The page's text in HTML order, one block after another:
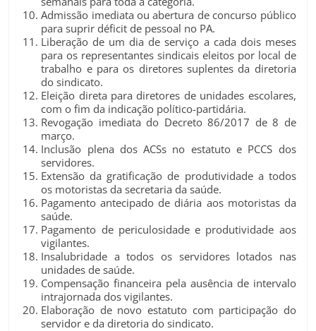
Admissão imediata ou abertura de concurso público
para suprir déficit de pessoal no PA.
Liberação de um dia de serviço a cada dois meses
para os representantes sindicais eleitos por local de
trabalho e para os diretores suplentes da diretoria
do sindicato.
Eleição direta para diretores de unidades escolares,
com o fim da indicação político-partidária.
Revogação imediata do Decreto 86/2017 de 8 de
março.
Inclusão plena dos ACSs no estatuto e PCCS dos
servidores.
Extensão da gratificação de produtividade a todos
os motoristas da secretaria da saúde.
Pagamento antecipado de diária aos motoristas da
saúde.
Pagamento de periculosidade e produtividade aos
vigilantes.
Insalubridade a todos os servidores lotados nas
unidades de saúde.
Compensação financeira pela ausência de intervalo
intrajornada dos vigilantes.
Elaboração de novo estatuto com participação do
servidor e da diretoria do sindicato.